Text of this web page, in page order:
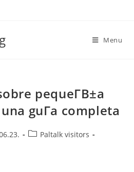
Menu
pequeГ­В±a
guГ­a completa
PostPaltalk visitors